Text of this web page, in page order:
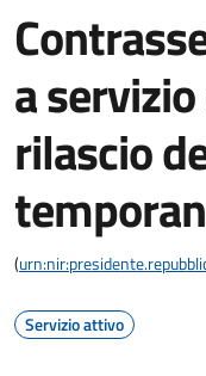
a
rilascio
(
Servizio attivo